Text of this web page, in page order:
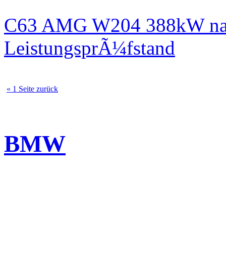
C63 AMG W204 388kW
LeistungsprÃ¼fstand
« 1 Seite zurück
BMW